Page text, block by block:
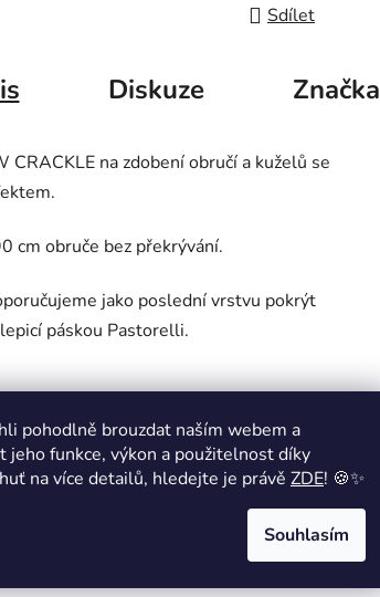
pohodlně brouzdat naším webem a
jeho funkce, výkon a použitelnost díky
na více detailů, hledejte je právě ZDE! 🍪✨
Souhlasím
Sdílet
Diskuze Značka
CRACKLE na zdobení obručí a kuželů se
cm obruče bez překrývání.
jako poslední vrstvu pokrýt
páskou Pastorelli.